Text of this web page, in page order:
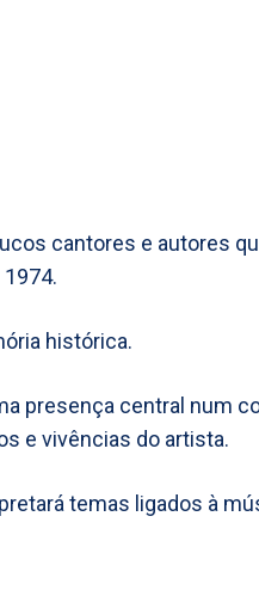
cantores e autores
histórica.
presença central num
e vivências do artista.
temas ligados à